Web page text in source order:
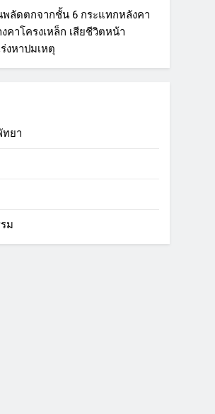
ลัดตกจากชั้น 6 กระแทกหลังคา
คาโครงเหล็ก เสียชีวิตหน้า
งหาปมเหตุ
ทยา
ม